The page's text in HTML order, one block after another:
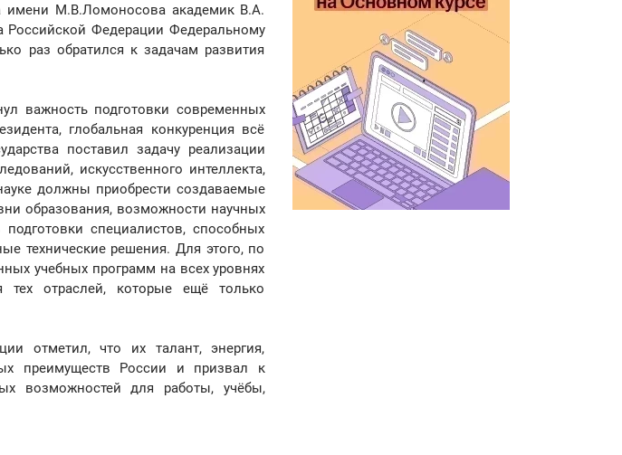
имени М.В.Ломоносова академик В.А.
Российской Федерации Федеральному
раз обратился к задачам развития
важность подготовки современных
глобальная конкуренция всё
поставил задачу реализации
искусственного интеллекта,
должны приобрести создаваемые
образования, возможности научных
специалистов, способных
технические решения. Для этого, по
учебных программ на всех уровнях
тех отраслей, которые ещё только
отметил, что их талант, энергия,
преимуществ России и призвал к
возможностей для работы, учёбы,